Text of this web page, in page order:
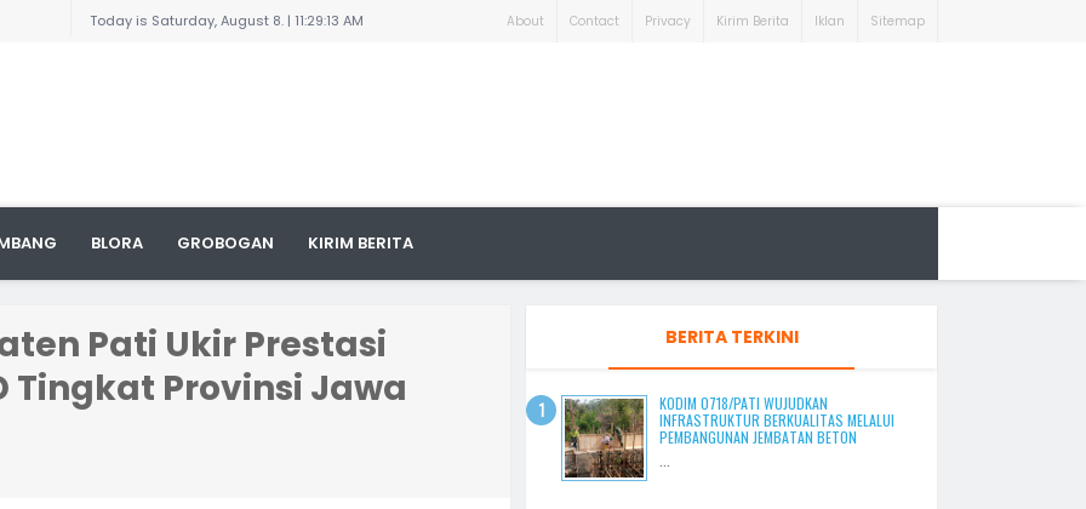
Today is Saturday, August 8. | 11:29:13 AM About Contact Privacy Kirim Berita Iklan Sitemap
BLORA GROBOGAN KIRIM BERITA
Pati Ukir Prestasi
Tingkat Provinsi Jawa
BERITA TERKINI
KODIM 0718/PATI WUJUDKAN
INFRASTRUKTUR BERKUALITAS MELALUI
PEMBANGUNAN JEMBATAN BETON